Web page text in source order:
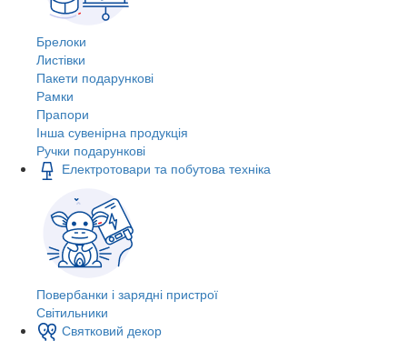
Брелоки
Листівки
Пакети подарункові
Рамки
Прапори
Інша сувенірна продукція
Ручки подарункові
Електротовари та побутова техніка
Повербанки і зарядні пристрої
Світильники
Святковий декор